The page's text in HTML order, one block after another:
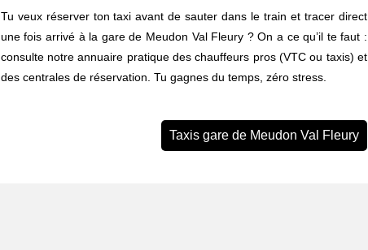
Tu veux réserver ton taxi avant de sauter dans le train et tracer direct
une fois arrivé à la gare de Meudon Val Fleury ? On a ce qu’il te faut :
consulte notre annuaire pratique des chauffeurs pros (VTC ou taxis) et
des centrales de réservation. Tu gagnes du temps, zéro stress.
Taxis gare de Meudon Val Fleury